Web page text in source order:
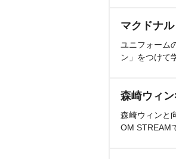
マクドナ
ユニフォーム
ン」をつけて
森崎ウィ
森崎ウィンと
OM STREAM